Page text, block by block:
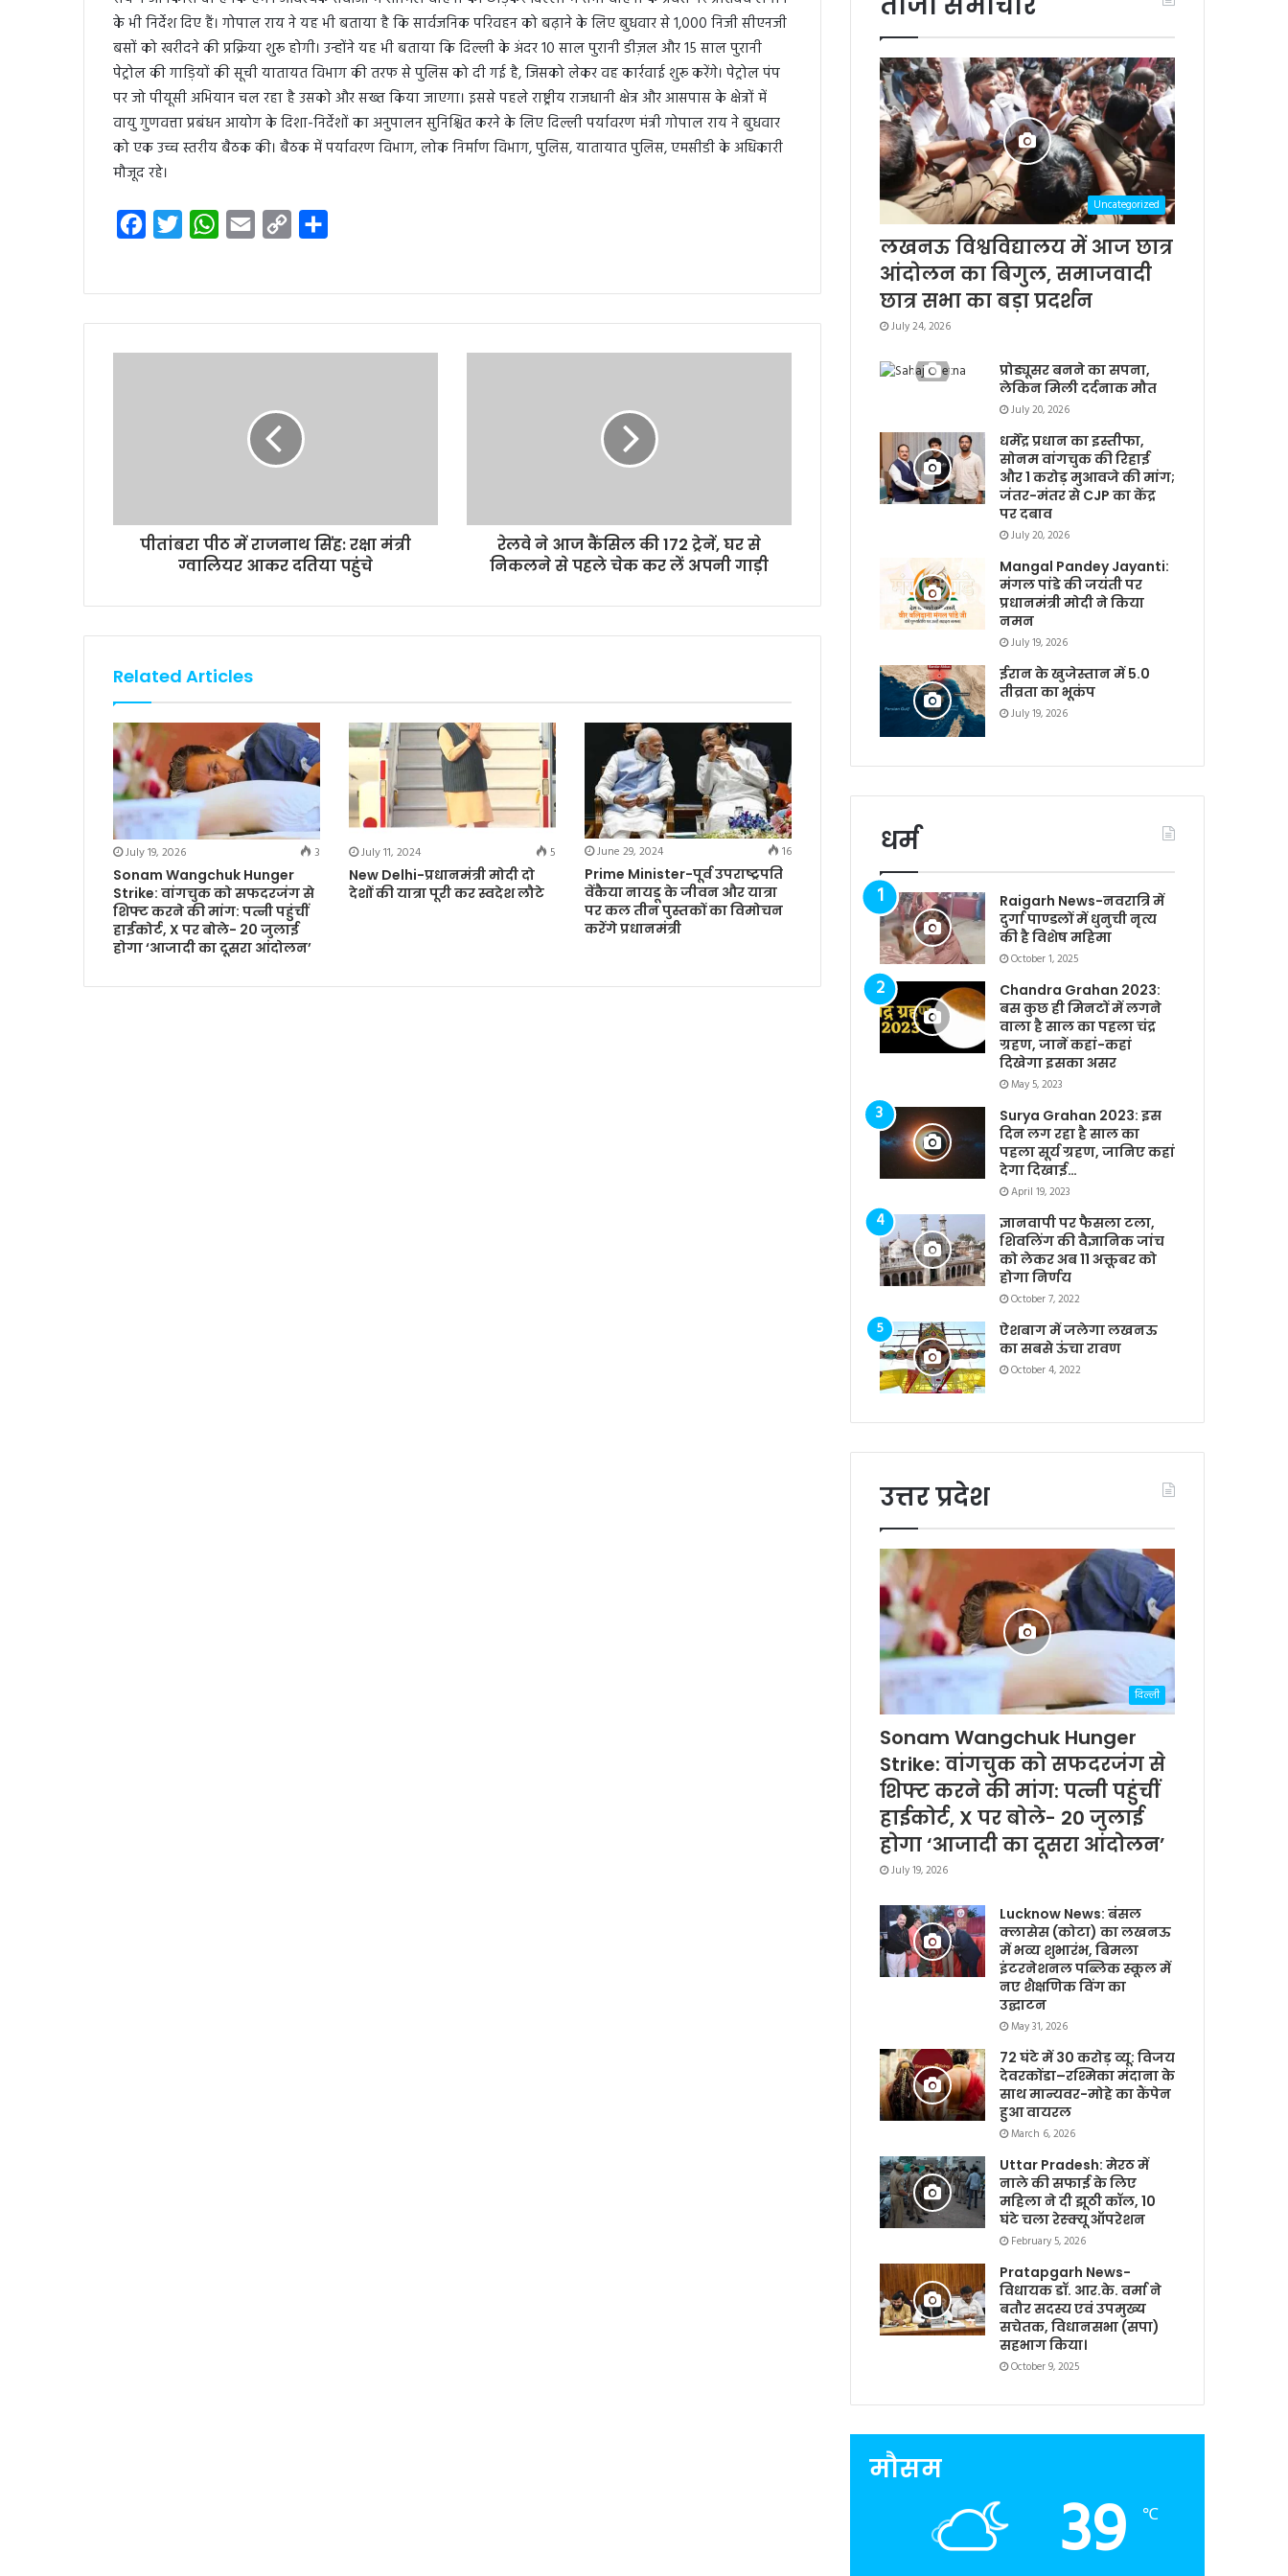
के भी निर्देश दिए हैं। गोपाल राय ने यह भी बताया है कि सार्वजनिक परिवहन को बढ़ाने के लिए बुधवार से 1,000 निजी सीएनजी
बसों को खरीदने की प्रक्रिया शुरू होगी। उन्होंने यह भी बताया कि दिल्ली के अंदर 10 साल पुरानी डीज़ल और 15 साल पुरानी
पेट्रोल की गाड़ियों की सूची यातायत विभाग की तरफ से पुलिस को दी गई है, जिसको लेकर वह कार्रवाई शुरू करेंगे। पेट्रोल पंप
पर जो पीयूसी अभियान चल रहा है उसको और सख्त किया जाएगा। इससे पहले राष्ट्रीय राजधानी क्षेत्र और आसपास के क्षेत्रों में
वायु गुणवत्ता प्रबंधन आयोग के दिशा-निर्देशों का अनुपालन सुनिश्चित करने के लिए दिल्ली पर्यावरण मंत्री गोपाल राय ने बुधवार
को एक उच्च स्तरीय बैठक की। बैठक में पर्यावरण विभाग, लोक निर्माण विभाग, पुलिस, यातायात पुलिस, एमसीडी के अधिकारी
मौजूद रहे।
W
k
पीतांबरा पीठ में राजनाथ सिंह: रक्षा मंत्री
ग्वालियर आकर दतिया पहुंचे
रेलवे ने आज कैंसिल की 172 ट्रेनें, घर से
निकलने से पहले चेक कर लें अपनी गाड़ी
Related Articles
July 19, 2026
3
Sonam Wangchuk Hunger
Strike: वांगचुक को सफदरजंग से
शिफ्ट करने की मांग: पत्नी पहुंचीं
हाईकोर्ट, X पर बोले- 20 जुलाई
होगा ‘आजादी का दूसरा आंदोलन’
July 11, 2024
5
New Delhi-प्रधानमंत्री मोदी दो
देशों की यात्रा पूरी कर स्वदेश लौटे
June 29, 2024
16
Prime Minister-पूर्व उपराष्ट्रपति
वेंकैया नायडू के जीवन और यात्रा
पर कल तीन पुस्तकों का विमोचन
करेंगे प्रधानमंत्री
Uncategorized
लखनऊ विश्वविद्यालय में आज छात्र
आंदोलन का बिगुल, समाजवादी
छात्र सभा का बड़ा प्रदर्शन
July 24, 2026
प्रोड्यूसर बनने का सपना,
लेकिन मिली दर्दनाक मौत
July 20, 2026
धर्मेंद्र प्रधान का इस्तीफा,
सोनम वांगचुक की रिहाई
और 1 करोड़ मुआवजे की मांग;
जंतर-मंतर से CJP का केंद्र
पर दबाव
July 20, 2026
Mangal Pandey Jayanti:
मंगल पांडे की जयंती पर
प्रधानमंत्री मोदी ने किया
नमन
July 19, 2026
ईरान के खुजेस्तान में 5.0
तीव्रता का भूकंप
July 19, 2026
धर्म
Raigarh News-नवरात्रि में
दुर्गा पाण्डलों में धुनुची नृत्य
की है विशेष महिमा
October 1, 2025
Chandra Grahan 2023:
बस कुछ ही मिनटों में लगने
वाला है साल का पहला चंद्र
ग्रहण, जानें कहां-कहां
दिखेगा इसका असर
May 5, 2023
Surya Grahan 2023: इस
दिन लग रहा है साल का
पहला सूर्य ग्रहण, जानिए कहां
देगा दिखाई…
April 19, 2023
ज्ञानवापी पर फैसला टला,
शिवलिंग की वैज्ञानिक जांच
को लेकर अब 11 अक्तूबर को
होगा निर्णय
October 7, 2022
ऐशबाग में जलेगा लखनऊ
का सबसे ऊंचा रावण
October 4, 2022
उत्तर प्रदेश
दिल्ली
Sonam Wangchuk Hunger
Strike: वांगचुक को सफदरजंग से
शिफ्ट करने की मांग: पत्नी पहुंचीं
हाईकोर्ट, X पर बोले- 20 जुलाई
होगा ‘आजादी का दूसरा आंदोलन’
July 19, 2026
Lucknow News: बंसल
क्लासेस (कोटा) का लखनऊ
में भव्य शुभारंभ, बिमला
इंटरनेशनल पब्लिक स्कूल में
नए शैक्षणिक विंग का
उद्घाटन
May 31, 2026
72 घंटे में 30 करोड़ व्यू: विजय
देवरकोंडा–रश्मिका मंदाना के
साथ मान्यवर-मोहे का कैंपेन
हुआ वायरल
March 6, 2026
Uttar Pradesh: मेरठ में
नाले की सफाई के लिए
महिला ने दी झूठी कॉल, 10
घंटे चला रेस्क्यू ऑपरेशन
February 5, 2026
Pratapgarh News-
विधायक डॉ. आर.के. वर्मा ने
बतौर सदस्य एवं उपमुख्य
सचेतक, विधानसभा (सपा)
सहभाग किया।
October 9, 2025
मौसम
39 ℃